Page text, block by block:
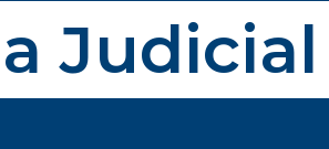
Judicial